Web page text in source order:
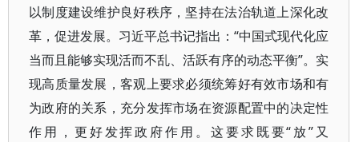
以制度建设维护良好秩序，坚持在法治轨道上深化改
革，促进发展。习近平总书记指出：“中国式现代化应
当而且能够实现活而不乱、活跃有序的动态平衡”。实
现高质量发展，客观上要求必须统筹好有效市场和有
为政府的关系，充分发挥市场在资源配置中的决定性
作用，更好发挥政府作用。这要求既要“放”又